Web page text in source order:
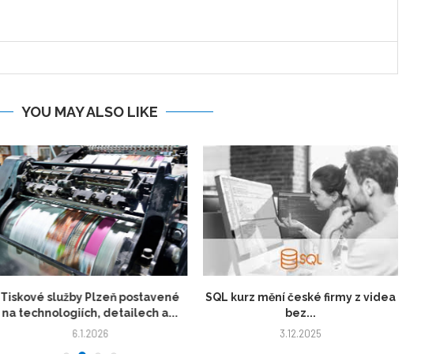
YOU MAY ALSO LIKE
Tiskové služby Plzeň postavené
na technologiích, detailech a...
6.1.2026
SQL kurz mění české firmy z videa
bez...
3.12.2025